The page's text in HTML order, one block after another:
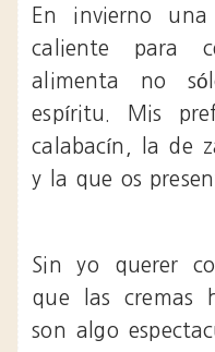
En invierno
caliente para
alimenta no
espíritu. Mis
calabacín, la de
y la que os
Sin yo querer
que las cremas
son algo